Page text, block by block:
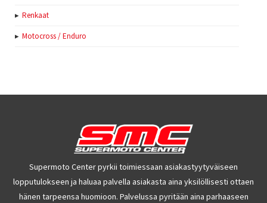
Renkaat
Motocross / Enduro
Supermoto Center pyrkii toimiessaan asiakastyytyväiseen
lopputulokseen ja haluaa palvella asiakasta aina yksilöllisesti ottaen
hänen tarpeensa huomioon. Palvelussa pyritään aina parhaaseen